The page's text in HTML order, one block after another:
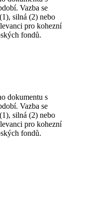
Vazba se
silná (2) nebo
pro kohezní
fondů.
dokumentu s
Vazba se
silná (2) nebo
pro kohezní
fondů.